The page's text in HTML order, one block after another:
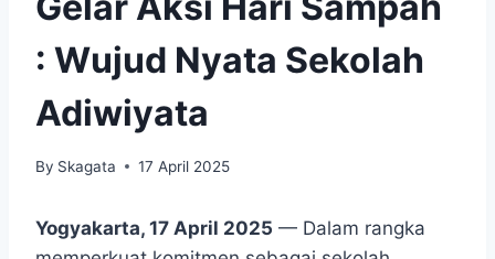
: Wujud Nyata Sekolah
Adiwiyata
By Skagata 17 April 2025
Yogyakarta, 17 April 2025 — Dalam rangka